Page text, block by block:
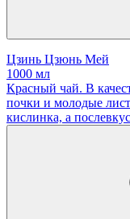
Цзинь Цзюнь Мей
1000 мл
Красный чай. В
почки и молодые
кислинка, а